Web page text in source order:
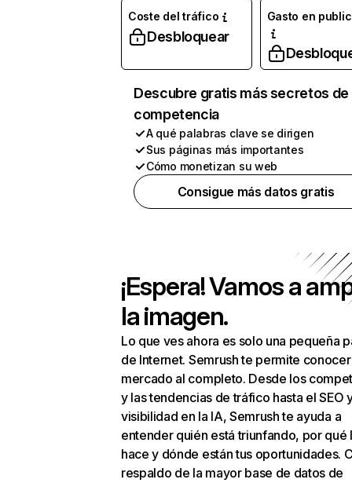
Coste del tráfico
Desbloquear
Gasto en
Descubre gratis más secretos de
competencia
A qué palabras clave se dirigen
Sus páginas más importantes
Cómo monetizan su web
Consigue más datos gratis
¡Espera! Vamos a
la imagen.
Lo que ves ahora es solo una pequeña
de Internet. Semrush te permite
mercado al completo. Desde los
y las tendencias de tráfico hasta el SEO
visibilidad en la IA, Semrush te ayuda a
entender quién está triunfando, por qué
hace y dónde están tus oportunidades.
respaldo de la mayor base de datos de